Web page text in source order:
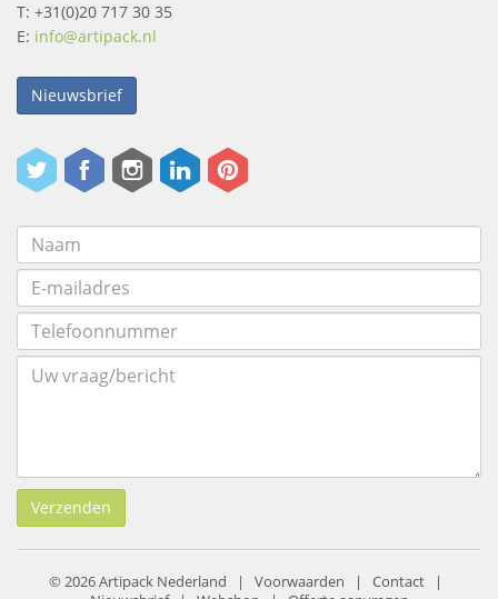
T: +31(0)20 717 30 35
E: info@artipack.nl
Nieuwsbrief
Verzenden
© 2026 Artipack Nederland | Voorwaarden | Contact |